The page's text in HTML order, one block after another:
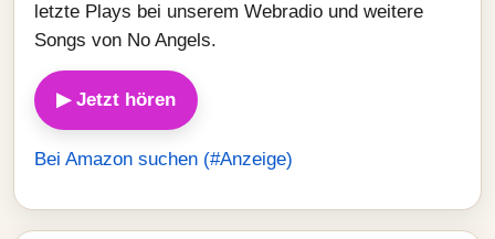
letzte Plays bei unserem Webradio und weitere
Songs von No Angels.
▶ Jetzt hören
Bei Amazon suchen (#Anzeige)